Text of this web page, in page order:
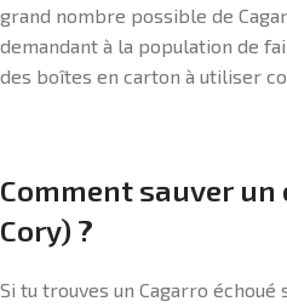
grand nombre possible de
demandant à la population de
des boîtes en carton à utiliser
Comment sauver
Cory) ?
Si tu trouves un Cagarro